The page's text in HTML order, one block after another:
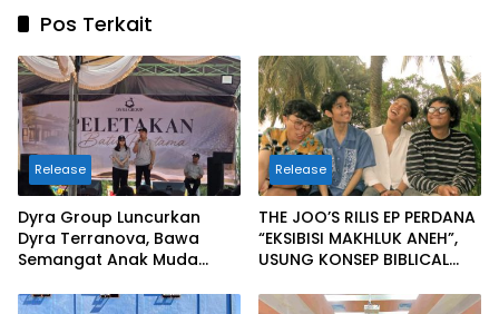
Pos Terkait
Release
Dyra Group Luncurkan
Dyra Terranova, Bawa
Semangat Anak Muda
Properti Batam
Release
THE JOO’S RILIS EP PERDANA
“EKSIBISI MAKHLUK ANEH”,
USUNG KONSEP BIBLICAL